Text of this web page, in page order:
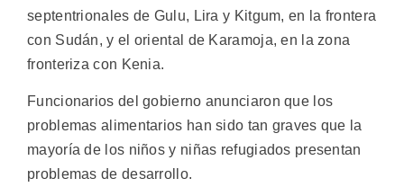
septentrionales de Gulu, Lira y Kitgum, en la frontera
con Sudán, y el oriental de Karamoja, en la zona
fronteriza con Kenia.
Funcionarios del gobierno anunciaron que los
problemas alimentarios han sido tan graves que la
mayoría de los niños y niñas refugiados presentan
problemas de desarrollo.